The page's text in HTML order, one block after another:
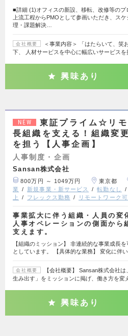
■詳細 (1)オフィスの新設、移転、改修等のプ
上流工程からPMOとして参画いただき、ス
理・課題解決…
会社概要
＜事業内容＞ 「はたらいて、笑
下、 人材サービスを中心に幅広いサービス
興味あり
NEW
東証プライム☆リ
長組織を支える！組織変
を担う【人事企画】
人事制度・企画
Sansan株式会社
800万円 ～ 1049万円 東京都
業
新規事業・新サービス 転勤なし
上
フレックス勤務 リモートワーク
事業拡大に伴う組織・人員の変
人事オペレーションの側面から
支えます。
【組織のミッション】 非連続的な事業成長
としています。 【具体的な業務】 変化に伴
会社概要
【会社概要】 Sansan株式会社
生み出す」をミッションに掲げ、働き方を変
興味あり